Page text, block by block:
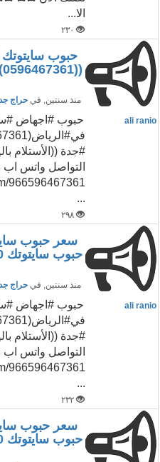
الا...
٢٣٠
حبوب سايتوتك
((0596467361)) صيدلية الإجهاض جدة
منذ سنتين, في حراج
ali ranio
حبوب #اجهاض
#جدة ((الأستلام
التواصل واتس
...
٢٩٨
حبوب سايتوتك 200 للبيع في ج
منذ سنتين, في حراج
ali ranio
حبوب #اجهاض
#جدة ((الأستلام
التواصل واتس
...
٢٣٢
حبوب سايتوتك 200 للبيع في ج